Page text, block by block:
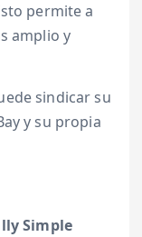
permite a
amplio y
sindicar su
y su propia
Simple